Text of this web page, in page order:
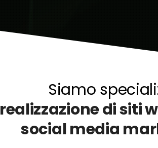
Siamo
realizzazione di siti
social media